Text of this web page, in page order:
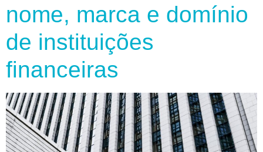
nome, marca e domínio
de instituições
financeiras